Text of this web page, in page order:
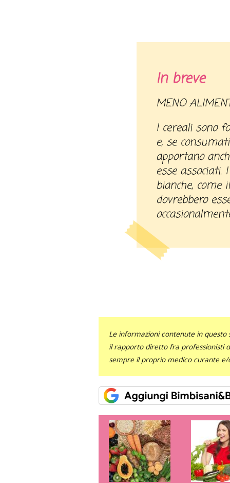
In breve
MENO
I cereali sono
e, se
apportano
esse
bianche, come
dovrebbero
Le informazioni contenute in
il rapporto diretto fra professionisti
sempre il proprio medico curante e/